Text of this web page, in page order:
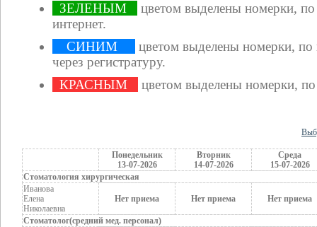
ЗЕЛЕНЫМ
цветом выделены номерки,
интернет.
СИНИМ
цветом выделены номерки,
через регистратуру.
КРАСНЫМ
цветом выделены номерки,
Понедельник
13-07-2026
Вторник
14-07-2026
Среда
15-07-2026
Стоматология хирургическая
Иванова
Елена
Николаевна
Нет приема Нет приема Нет приема
Стоматолог(средний мед. персонал)